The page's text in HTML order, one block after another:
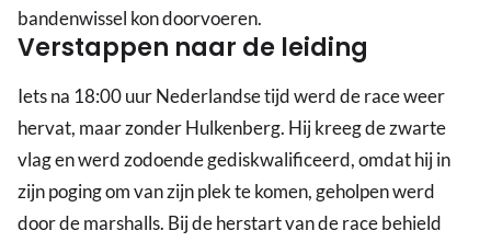
bandenwissel kon doorvoeren.
Verstappen naar de leiding
Iets na 18:00 uur Nederlandse tijd werd de race weer
hervat, maar zonder Hulkenberg. Hij kreeg de zwarte
vlag en werd zodoende gediskwalificeerd, omdat hij in
zijn poging om van zijn plek te komen, geholpen werd
door de marshalls. Bij de herstart van de race behield